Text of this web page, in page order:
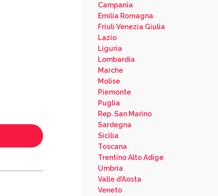
Campania
Emilia Romagna
Friuli Venezia Giulia
Lazio
Liguria
Lombardia
Marche
Molise
Piemonte
Puglia
Rep. San Marino
Sardegna
Sicilia
Toscana
Trentino Alto Adige
Umbria
Valle d'Aosta
Veneto